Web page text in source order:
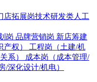
店拓展岗技术研发类人工
岗 品牌营销岗 新店筹建
产权） 工程岗（土建/机
系）
成本岗（成本管理/
/深化设计/机电）